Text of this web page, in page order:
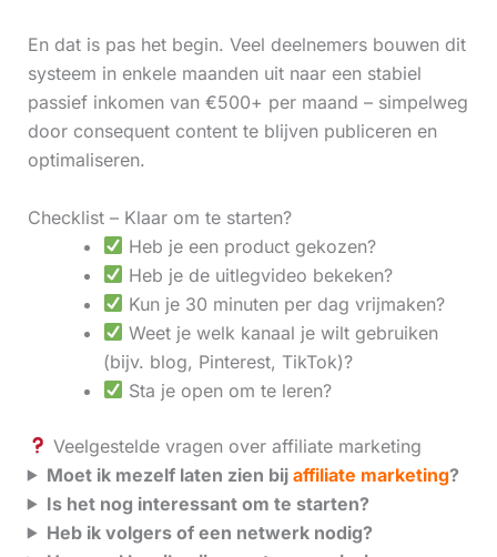
En dat is pas het begin. Veel deelnemers bouwen dit
systeem in enkele maanden uit naar een stabiel
passief inkomen van €500+ per maand – simpelweg
door consequent content te blijven publiceren en
optimaliseren.
Checklist – Klaar om te starten?
Heb je een product gekozen?
Heb je de uitlegvideo bekeken?
Kun je 30 minuten per dag vrijmaken?
Weet je welk kanaal je wilt gebruiken
(bijv. blog, Pinterest, TikTok)?
Sta je open om te leren?
Veelgestelde vragen over affiliate marketing
Moet ik mezelf laten zien bij affiliate marketing?
Is het nog interessant om te starten?
Heb ik volgers of een netwerk nodig?